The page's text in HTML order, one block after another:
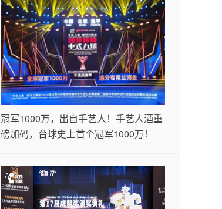
冠军1000万，出自手艺人！手艺人酒重
磅加码，台球史上首个冠军1000万！